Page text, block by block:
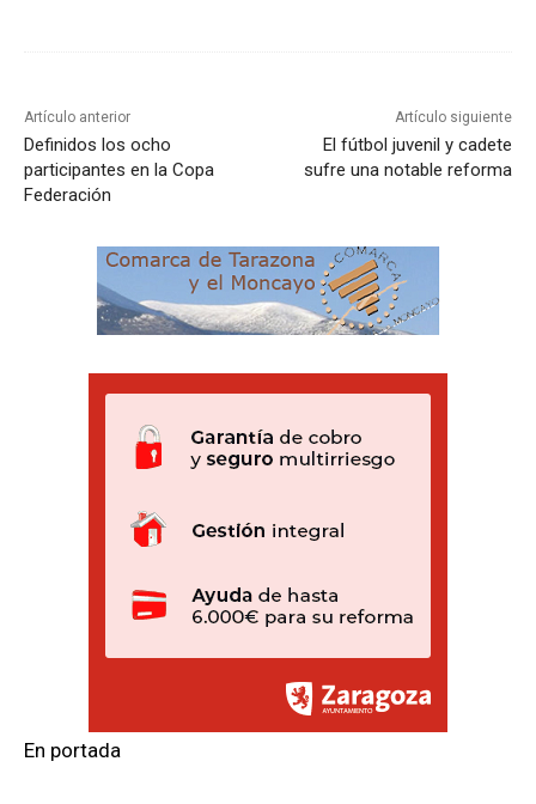
Artículo anterior
Definidos los ocho
participantes en la Copa
Federación
Artículo siguiente
El fútbol juvenil y cadete
sufre una notable reforma
En portada